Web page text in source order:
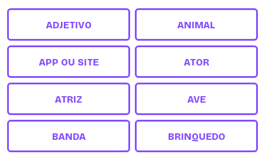
ADJETIVO ANIMAL
APP OU SITE ATOR
ATRIZ AVE
BANDA BRINQUEDO